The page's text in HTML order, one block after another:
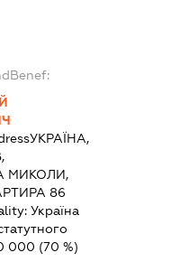
УКРАЇНА,
МИКОЛИ,
86
Україна
000 (70 %)